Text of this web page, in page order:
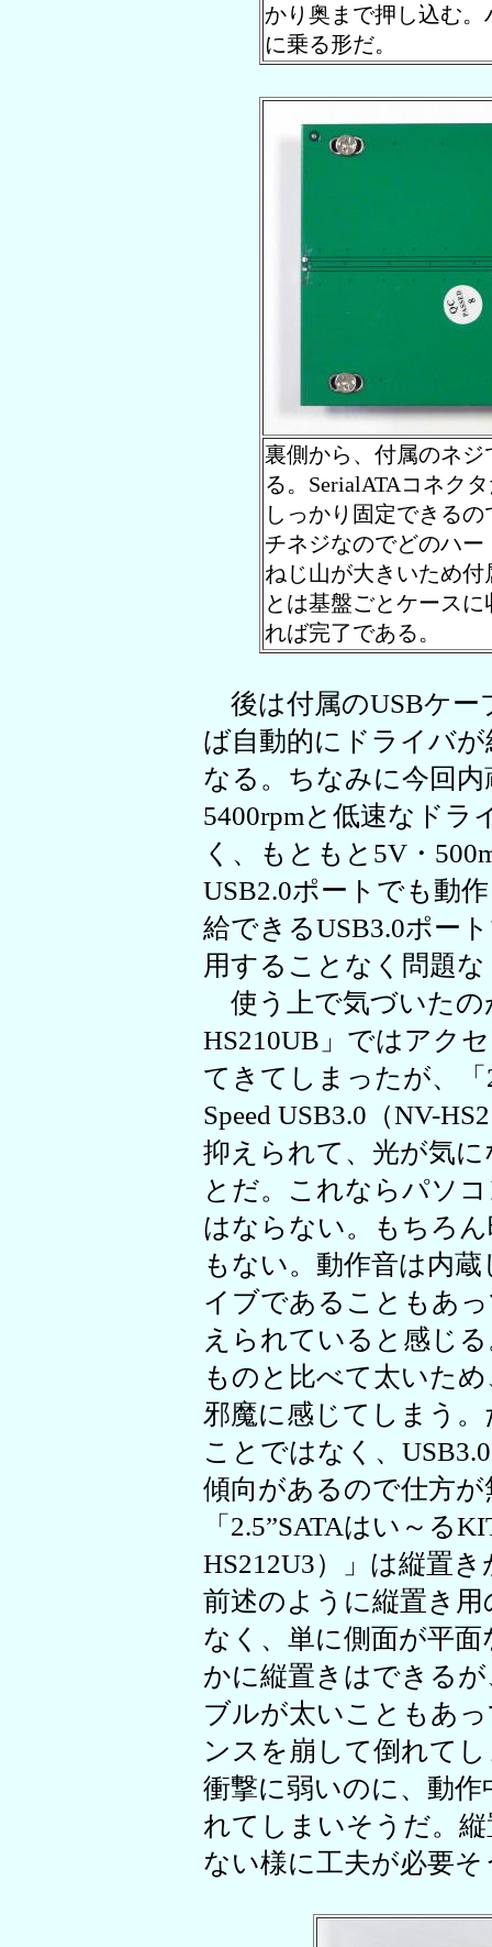
かり奥まで押し込む
に乗る形だ。
裏側から、付属のネ
る。SerialATAコネク
しっかり固定できる
チネジなのでどのハ
ねじ山が大きいため
とは基盤ごとケース
れば完了である。
後は付属のUSBケー
ば自動的にドライバ
なる。ちなみに今回
5400rpmと低速なドラ
く、もともと5V・
USB2.0ポートでも動
給できるUSB3.0ポー
用することなく問題
使う上で気づいたの
HS210UB」ではアク
てきてしまったが、「
Speed USB3.0（NV-
抑えられて、光が気
とだ。これならパソ
はならない。もちろ
もない。動作音は内
イブであることもあ
えられていると感じ
ものと比べて太いた
邪魔に感じてしまう
ことではなく、
傾向があるので仕方
「2.5”SATAはい～る
HS212U3）」は縦置
前述のように縦置き
なく、単に側面が平
かに縦置きはできる
ブルが太いこともあ
ンスを崩して倒れて
衝撃に弱いのに、動
れてしまいそうだ。
ない様に工夫が必要そ